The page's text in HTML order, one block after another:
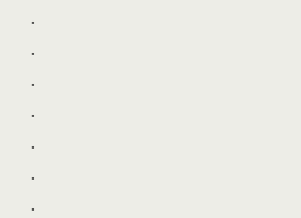
.
.
.
.
.
.
.